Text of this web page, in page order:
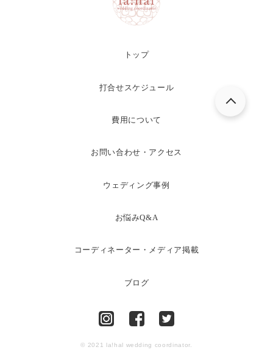
トップ
打合せスケジュール
費用について
お問い合わせ・アクセス
ウェディング事例
お悩みQ&A
コーディネーター・メディア掲載
ブログ
© 2021 la!hal wedding coordinator.